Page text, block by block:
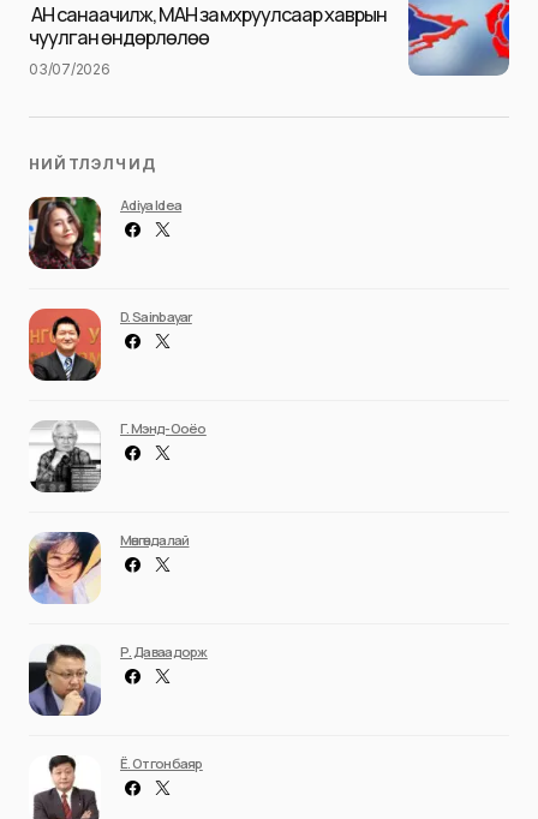
Илгээх
АН санаачилж, МАН замхруулсаар хаврын
чуулган өндөрлөлөө
03/07/2026
НИЙТЛЭЛЧИД
Adiya Idea
D. Sainbayar
Г. Мэнд-Ооёо
Мөнгөндалай
Р. Даваадорж
Ё. Отгонбаяр